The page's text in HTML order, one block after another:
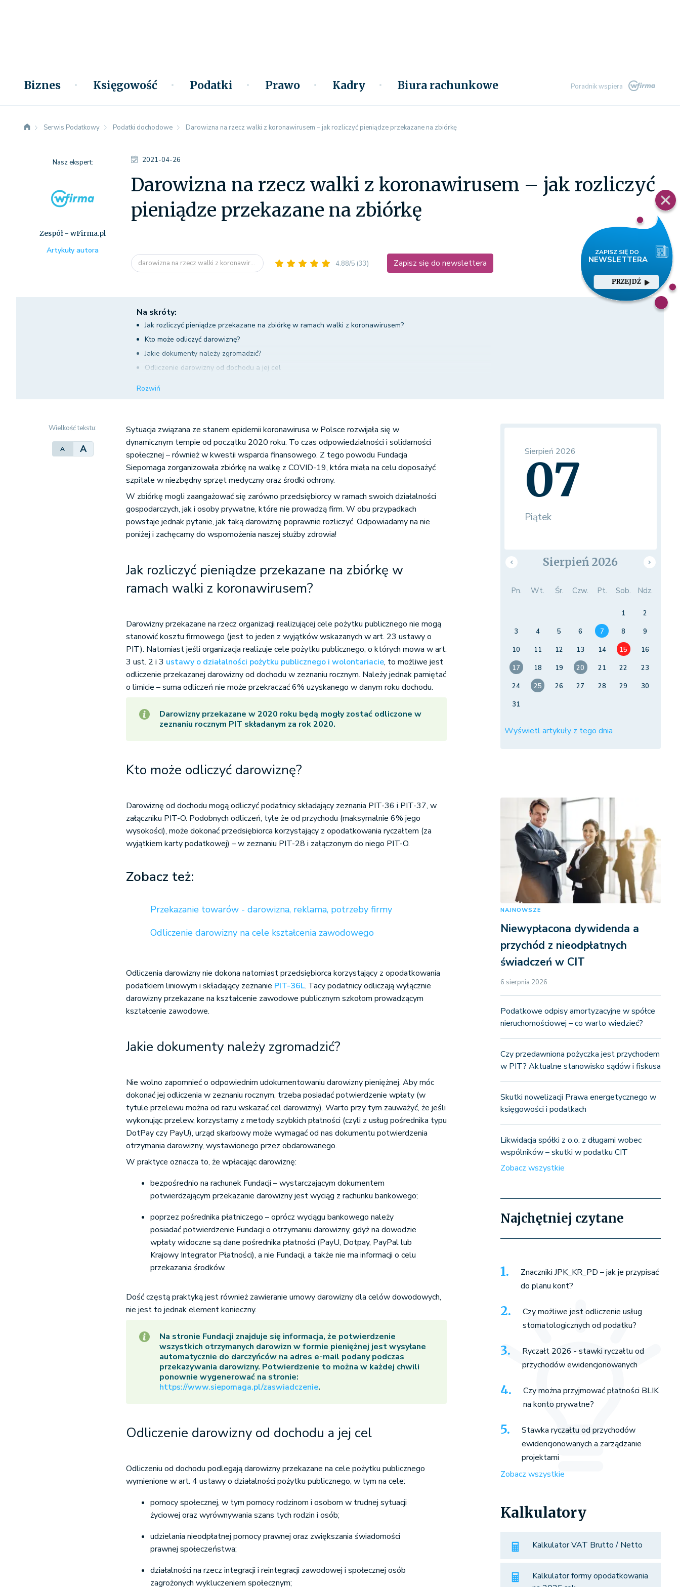
Biznes Księgowość Podatki Prawo Kadry Biura rachunkowe Poradnik wspiera
PRZEJDŹ
Serwis Podatkowy Podatki dochodowe Darowizna na rzecz walki z koronawirusem – jak rozliczyć pieniądze przekazane na zbiórkę
2021-04-26
Darowizna na rzecz walki z koronawirusem – jak rozliczyć
pieniądze przekazane na zbiórkę
darowizna na rzecz walki z koronawir... 4.88/5 (33) Zapisz się do newslettera
Nasz ekspert:
Zespół - wFirma.pl
Artykuły autora
Na skróty:
Jak rozliczyć pieniądze przekazane na zbiórkę w ramach walki z koronawirusem?
Kto może odliczyć darowiznę?
Jakie dokumenty należy zgromadzić?
Odliczenie darowizny od dochodu a jej cel
Rozwiń
Wielkość tekstu:
A A
Sytuacja związana ze stanem epidemii koronawirusa w Polsce rozwijała się w
dynamicznym tempie od początku 2020 roku. To czas odpowiedzialności i solidarności
społecznej – również w kwestii wsparcia finansowego. Z tego powodu Fundacja
Siepomaga zorganizowała zbiórkę na walkę z COVID-19, która miała na celu doposażyć
szpitale w niezbędny sprzęt medyczny oraz środki ochrony.
W zbiórkę mogli zaangażować się zarówno przedsiębiorcy w ramach swoich działalności
gospodarczych, jak i osoby prywatne, które nie prowadzą firm. W obu przypadkach
powstaje jednak pytanie, jak taką darowiznę poprawnie rozliczyć. Odpowiadamy na nie
poniżej i zachęcamy do wspomożenia naszej służby zdrowia!
Jak rozliczyć pieniądze przekazane na zbiórkę w
ramach walki z koronawirusem?
Darowizny przekazane na rzecz organizacji realizującej cele pożytku publicznego nie mogą
stanowić kosztu firmowego (jest to jeden z wyjątków wskazanych w art. 23 ustawy o
PIT). Natomiast jeśli organizacja realizuje cele pożytku publicznego, o których mowa w art.
3 ust. 2 i 3 ustawy o działalności pożytku publicznego i wolontariacie, to możliwe jest
odliczenie przekazanej darowizny od dochodu w zeznaniu rocznym. Należy jednak pamiętać
o limicie – suma odliczeń nie może przekraczać 6% uzyskanego w danym roku dochodu.
Darowizny przekazane w 2020 roku będą mogły zostać odliczone w
zeznaniu rocznym PIT składanym za rok 2020.
Kto może odliczyć darowiznę?
Darowiznę od dochodu mogą odliczyć podatnicy składający zeznania PIT-36 i PIT-37, w
załączniku PIT-O. Podobnych odliczeń, tyle że od przychodu (maksymalnie 6% jego
wysokości), może dokonać przedsiębiorca korzystający z opodatkowania ryczałtem (za
wyjątkiem karty podatkowej) – w zeznaniu PIT-28 i załączonym do niego PIT-O.
Zobacz też:
Przekazanie towarów - darowizna, reklama, potrzeby firmy
Odliczenie darowizny na cele kształcenia zawodowego
Odliczenia darowizny nie dokona natomiast przedsiębiorca korzystający z opodatkowania
podatkiem liniowym i składający zeznanie PIT-36L. Tacy podatnicy odliczają wyłącznie
darowizny przekazane na kształcenie zawodowe publicznym szkołom prowadzącym
kształcenie zawodowe.
Jakie dokumenty należy zgromadzić?
Nie wolno zapomnieć o odpowiednim udokumentowaniu darowizny pieniężnej. Aby móc
dokonać jej odliczenia w zeznaniu rocznym, trzeba posiadać potwierdzenie wpłaty (w
tytule przelewu można od razu wskazać cel darowizny). Warto przy tym zauważyć, że jeśli
wykonując przelew, korzystamy z metody szybkich płatności (czyli z usług pośrednika typu
DotPay czy PayU), urząd skarbowy może wymagać od nas dokumentu potwierdzenia
otrzymania darowizny, wystawionego przez obdarowanego.
W praktyce oznacza to, że wpłacając darowiznę:
bezpośrednio na rachunek Fundacji – wystarczającym dokumentem
potwierdzającym przekazanie darowizny jest wyciąg z rachunku bankowego;
poprzez pośrednika płatniczego – oprócz wyciągu bankowego należy
posiadać potwierdzenie Fundacji o otrzymaniu darowizny, gdyż na dowodzie
wpłaty widoczne są dane pośrednika płatności (PayU, Dotpay, PayPal lub
Krajowy Integrator Płatności), a nie Fundacji, a także nie ma informacji o celu
przekazania środków.
Dość częstą praktyką jest również zawieranie umowy darowizny dla celów dowodowych,
nie jest to jednak element konieczny.
Na stronie Fundacji znajduje się informacja, że potwierdzenie
wszystkich otrzymanych darowizn w formie pieniężnej jest wysyłane
automatycznie do darczyńców na adres e-mail podany podczas
przekazywania darowizny. Potwierdzenie to można w każdej chwili
ponownie wygenerować na stronie:
https://www.siepomaga.pl/zaswiadczenie.
Odliczenie darowizny od dochodu a jej cel
Odliczeniu od dochodu podlegają darowizny przekazane na cele pożytku publicznego
wymienione w art. 4 ustawy o działalności pożytku publicznego, w tym na cele:
pomocy społecznej, w tym pomocy rodzinom i osobom w trudnej sytuacji
życiowej oraz wyrównywania szans tych rodzin i osób;
udzielania nieodpłatnej pomocy prawnej oraz zwiększania świadomości
prawnej społeczeństwa;
działalności na rzecz integracji i reintegracji zawodowej i społecznej osób
zagrożonych wykluczeniem społecznym;
Sierpień 2026
07
Piątek
Sierpień 2026
Pn. Wt. Śr. Czw. Pt. Sob. Ndz.
1
2
3
4 5 6 7 8
9
10
11 12 13 14 15
16
17
18 19 20 21 22
23
24
25 26 27 28 29
30
31
Wyświetl artykuły z tego dnia
NAJNOWSZE
Niewypłacona dywidenda a
przychód z nieodpłatnych
świadczeń w CIT
6 sierpnia 2026
Podatkowe odpisy amortyzacyjne w spółce
nieruchomościowej – co warto wiedzieć?
Czy przedawniona pożyczka jest przychodem
w PIT? Aktualne stanowisko sądów i fiskusa
Skutki nowelizacji Prawa energetycznego w
księgowości i podatkach
Likwidacja spółki z o.o. z długami wobec
wspólników – skutki w podatku CIT
Zobacz wszystkie
Najchętniej czytane
Znaczniki JPK_KR_PD – jak je przypisać
do planu kont?
Czy możliwe jest odliczenie usług
stomatologicznych od podatku?
Ryczałt 2026 - stawki ryczałtu od
przychodów ewidencjonowanych
Czy można przyjmować płatności BLIK
na konto prywatne?
Stawka ryczałtu od przychodów
ewidencjonowanych a zarządzanie
projektami
Zobacz wszystkie
Kalkulatory
Kalkulator VAT Brutto / Netto
Kalkulator formy opodatkowania